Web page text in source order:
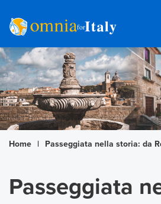
Home | Passeggiata nella storia: da
Passeggiata